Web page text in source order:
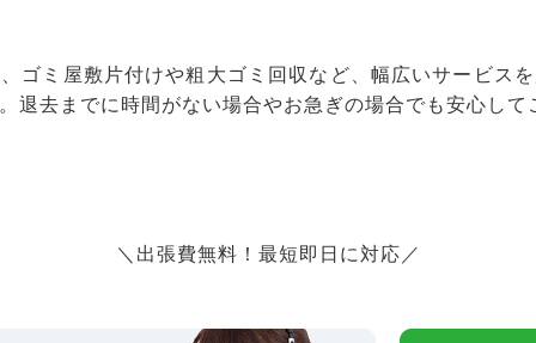
ゴミ屋敷片付けや粗大ゴミ回収など、幅広いサービス
退去までに時間がない場合やお急ぎの場合でも安心して
＼出張費無料！最短即日に対応／